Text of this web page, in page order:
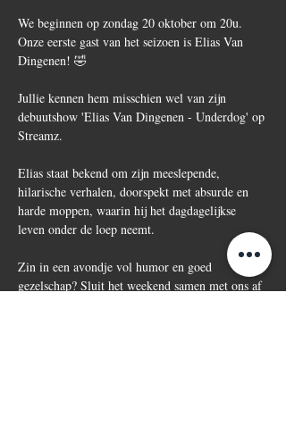
We beginnen op zondag 20 oktober om 20u.
Onze eerste gast van het seizoen is Elias Van
Dingenen! 🤣
Jullie kennen hem misschien wel van zijn
debuutshow 'Elias Van Dingenen - Underdog' op
Streamz.
Elias staat bekend om zijn meeslepende,
hilarische verhalen, doorspekt met absurde en
harde moppen, waarin hij het dagdagelijkse
leven onder de loep neemt.
Zin in een avondje vol humor en goed
gezelschap? Sluit het weekend samen met ons af